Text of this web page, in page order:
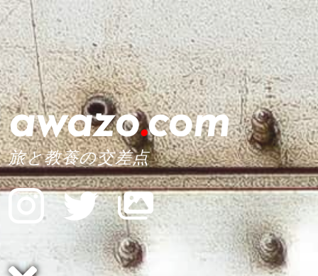
awazo.com
旅と教養の交差点